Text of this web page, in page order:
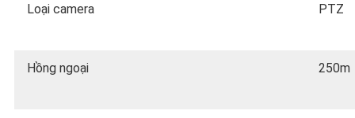
Loại camera PTZ
Hồng ngoại 250m